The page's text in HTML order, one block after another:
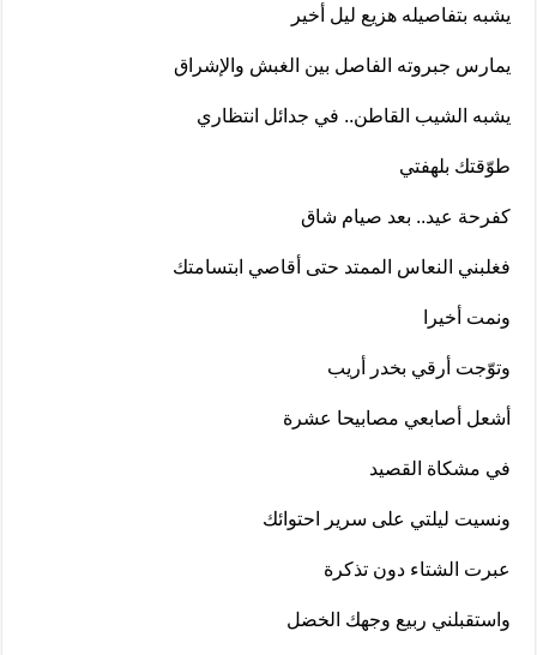
يشبه بتفاصيله هزيع ليل أخير
يمارس جبروته الفاصل بين الغبش والإشراق
يشبه الشيب القاطن.. في جدائل انتظاري
طوّقتك بلهفتي
كفرحة عيد.. بعد صيام شاق
فغلبني النعاس الممتد حتى أقاصي ابتسامتك
ونمت أخيرا
وتوّجت أرقي بخدر أريب
أشعل أصابعي مصابيحا عشرة
في مشكاة القصيد
ونسيت ليلتي على سرير احتوائك
عبرت الشتاء دون تذكرة
واستقبلني ربيع وجهك الخضل